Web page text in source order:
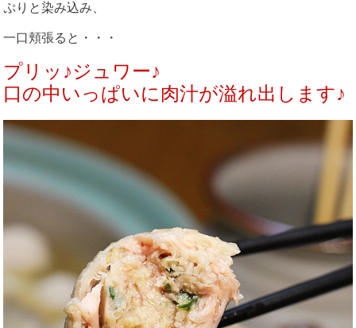
ぷりと染み込み、
一口頬張ると・・・
プリッ♪ジュワー♪
口の中いっぱいに肉汁が溢れ出します♪